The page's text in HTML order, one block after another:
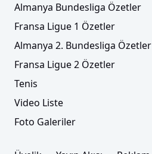
Almanya Bundesliga Özetler
Fransa Ligue 1 Özetler
Almanya 2. Bundesliga Özetler
Fransa Ligue 2 Özetler
Tenis
Video Liste
Foto Galeriler